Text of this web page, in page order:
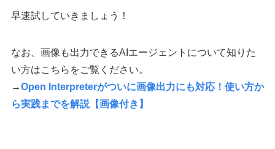
早速試していきましょう！
なお、画像も出力できるAIエージェントについて知りた
い方はこちらをご覧ください。
→Open Interpreterがついに画像出力にも対応！使い方か
ら実践までを解説【画像付き】